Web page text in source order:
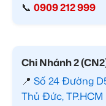
📞 0909 212 999
Chi Nhánh 2
📍 Số 24 Đường
Thủ Đức, TP.HCM